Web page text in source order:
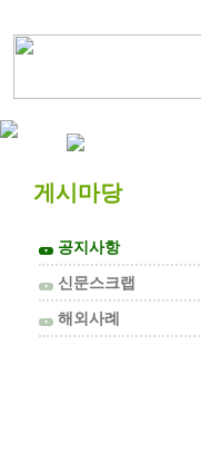
게시마당
▼ 공지사항
▼ 신문스크랩
▼ 해외사례